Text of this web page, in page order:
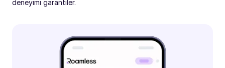
deneyimi garantiler.